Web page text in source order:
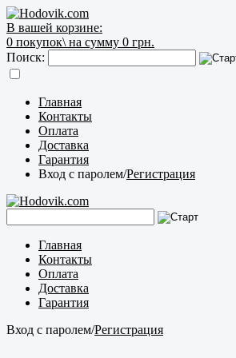
В вашей корзине:
0 покупок\ на сумму 0 грн.
Поиск:
Главная
Контакты
Оплата
Доставка
Гарантия
Вход с паролем/Регистрация
Главная
Контакты
Оплата
Доставка
Гарантия
Вход с паролем/Регистрация